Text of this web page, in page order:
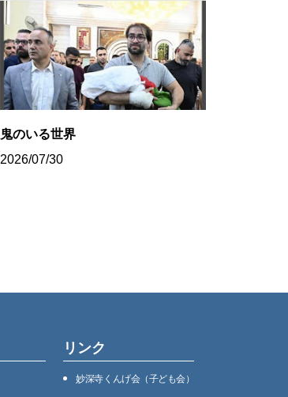
鬼のいる世界
2026/07/30
リンク
妙深寺くんげ会（⼦ども会）